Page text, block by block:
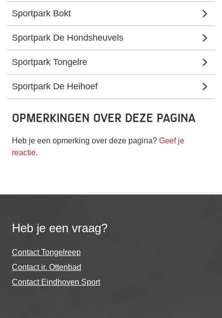
Sportpark Bokt
Sportpark De Hondsheuvels
Sportpark Tongelre
Sportpark De Heihoef
Opmerkingen over deze pagina
Heb je een opmerking over deze pagina? Geef je
reactie.
Heb je een vraag?
Contact Tongelreep
Contact ir. Ottenbad
Contact Eindhoven Sport